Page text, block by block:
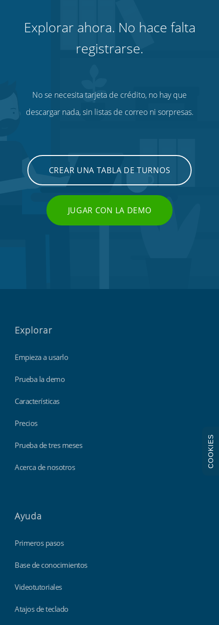
Explorar ahora. No hace falta
registrarse.
No se necesita tarjeta de crédito, no hay que
descargar nada, sin listas de correo ni sorpresas.
CREAR UNA TABLA DE TURNOS
JUGAR CON LA DEMO
Explorar
Empieza a usarlo
Prueba la demo
Características
Precios
Prueba de tres meses
Acerca de nosotros
Ayuda
Primeros pasos
Base de conocimientos
Videotutoriales
Atajos de teclado
COOKIES